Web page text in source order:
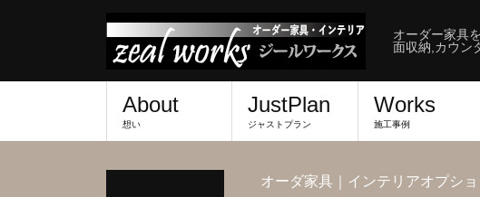
オーダー家具
面収納,カウン
About
想い
JustPlan
ジャストプラン
Works
施工事例
オーダ家具｜インテリアオプシ